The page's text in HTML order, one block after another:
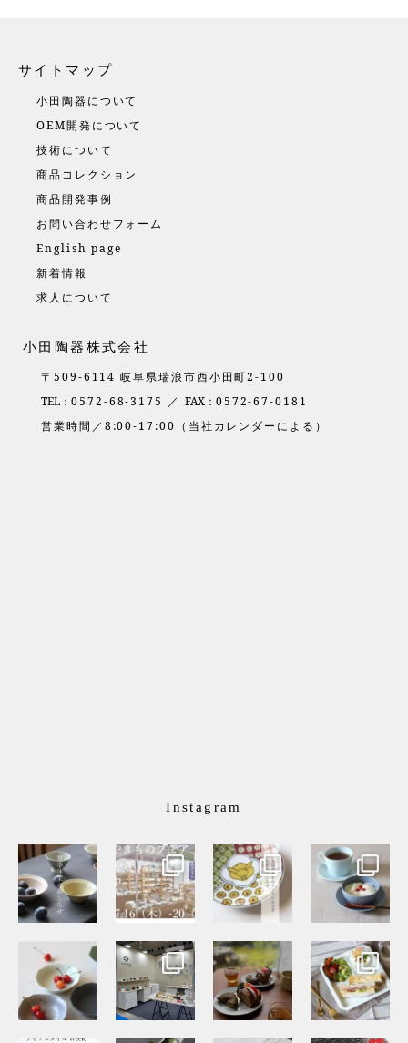
サイトマップ
小田陶器について
OEM開発について
技術について
商品コレクション
商品開発事例
お問い合わせフォーム
English page
新着情報
求人について
小田陶器株式会社
〒509-6114 岐阜県瑞浪市西小田町2-100
TEL： 0572-68-3175 ／ FAX： 0572-67-0181
営業時間／8:00-17:00（当社カレンダーによる）
Instagram